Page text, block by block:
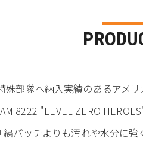
殊部隊へ納入実績のあるアメ
8222 "LEVEL ZERO
パッチよりも汚れや水分に強